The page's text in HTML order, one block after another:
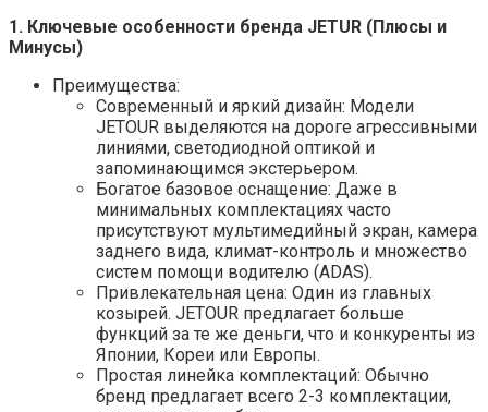
1. Ключевые особенности бренда JETUR (Плюсы и
Минусы)
Преимущества:
Современный и яркий дизайн: Модели
JETOUR выделяются на дороге агрессивными
линиями, светодиодной оптикой и
запоминающимся экстерьером.
Богатое базовое оснащение: Даже в
минимальных комплектациях часто
присутствуют мультимедийный экран, камера
заднего вида, климат-контроль и множество
систем помощи водителю (ADAS).
Привлекательная цена: Один из главных
козырей. JETOUR предлагает больше
функций за те же деньги, что и конкуренты из
Японии, Кореи или Европы.
Простая линейка комплектаций: Обычно
бренд предлагает всего 2-3 комплектации,